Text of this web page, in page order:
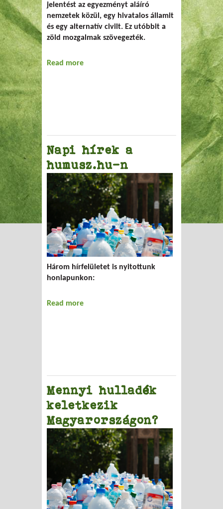
jelentést az egyezményt aláíró
nemzetek közül, egy hivatalos államit
és egy alternatív civilt. Ez utóbbit a
zöld mozgalmak szövegezték.
Read more
Napi hírek a
humusz.hu-n
Három hírfelületet is nyitottunk
honlapunkon:
Read more
Mennyi hulladék
keletkezik
Magyarországon?